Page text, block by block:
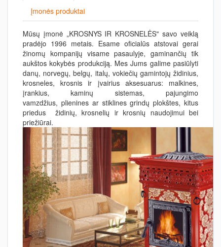
Įmonės produktai
Mūsų įmonė „KROSNYS IR KROSNELĖS" savo veiklą
pradėjo 1996 metais. Esame oficialūs atstovai gerai
žinomų kompanijų visame pasaulyje, gaminančių tik
aukštos kokybės produkciją. Mes Jums galime pasiūlyti
danų, norvegų, belgų, italų, vokiečių gamintojų židinius,
krosneles, krosnis ir įvairius aksesuarus: malkines,
įrankius, kaminų sistemas, pajungimo
vamzdžius, plienines ar stiklines grindų plokštes, kitus
priedus židinių, krosnelių ir krosnių naudojimui bei
priežiūrai.